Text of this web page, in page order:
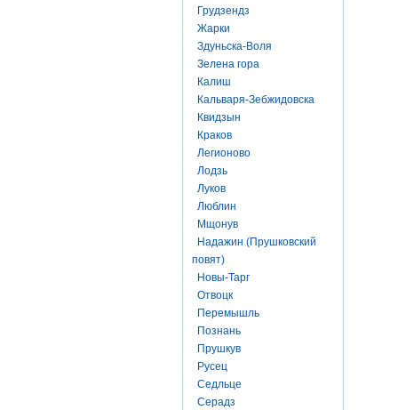
Грудзендз
Жарки
Здуньска-Воля
Зелена гора
Калиш
Кальваря-Зебжидовска
Квидзын
Краков
Легионово
Лодзь
Луков
Люблин
Мщонув
Надажин (Прушковский
повят)
Новы-Тарг
Отвоцк
Перемышль
Познань
Прушкув
Русец
Седльце
Серадз